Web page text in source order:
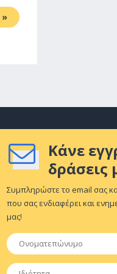
»
Κάνε
δράσεις
Συμπληρώστε το email σας
που σας ενδιαφέρει και
μας!
Ονοματεπώνυμο
Ιδιότητα